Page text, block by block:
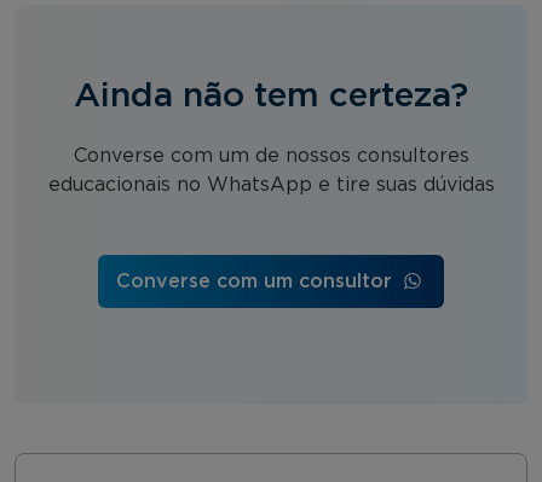
Ainda não tem certeza?
Converse com um de nossos consultores
educacionais no WhatsApp e tire suas dúvidas
Converse com um consultor